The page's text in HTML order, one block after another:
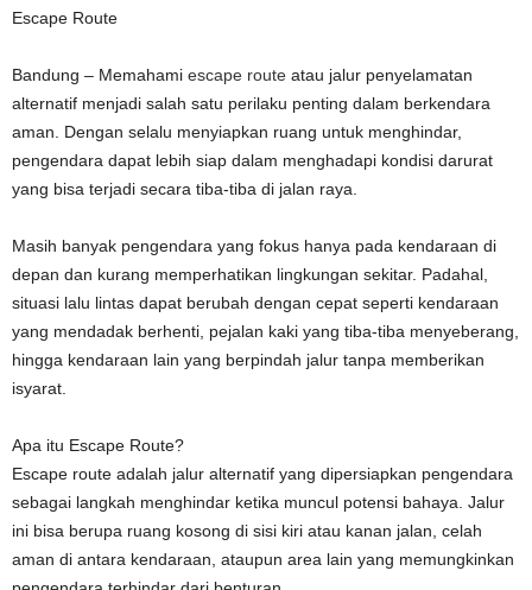
Escape Route
Bandung – Memahami escape route atau jalur penyelamatan
alternatif menjadi salah satu perilaku penting dalam berkendara
aman. Dengan selalu menyiapkan ruang untuk menghindar,
pengendara dapat lebih siap dalam menghadapi kondisi darurat
yang bisa terjadi secara tiba-tiba di jalan raya.
Masih banyak pengendara yang fokus hanya pada kendaraan di
depan dan kurang memperhatikan lingkungan sekitar. Padahal,
situasi lalu lintas dapat berubah dengan cepat seperti kendaraan
yang mendadak berhenti, pejalan kaki yang tiba-tiba menyeberang,
hingga kendaraan lain yang berpindah jalur tanpa memberikan
isyarat.
Apa itu Escape Route?
Escape route adalah jalur alternatif yang dipersiapkan pengendara
sebagai langkah menghindar ketika muncul potensi bahaya. Jalur
ini bisa berupa ruang kosong di sisi kiri atau kanan jalan, celah
aman di antara kendaraan, ataupun area lain yang memungkinkan